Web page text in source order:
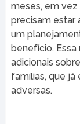
meses, em vez
precisam estar
um
benefício.
adicionais
famílias, que
adversas.